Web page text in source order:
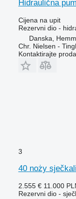
Hidraulična
Cijena na upit
Rezervni dio -
Danska,
Chr. Nielsen -
Kontaktirajte
3
40 noży
2.555 € 11.000
Rezervni dio -